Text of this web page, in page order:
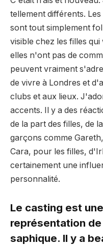
tellement différents.
sont tout simplement
visible chez les filles
elles n'ont pas de
peuvent vraiment
de vivre à Londres et
clubs et aux lieux.
accents. Il y a des
de la part des filles, de
garçons comme
Cara, pour les filles,
certainement une
personnalité.
Le casting est
représentation
saphique. Il y a